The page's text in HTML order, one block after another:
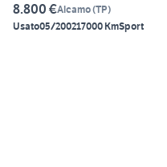
8.800 €Alcamo(TP)
Usato05/200217000 KmSport